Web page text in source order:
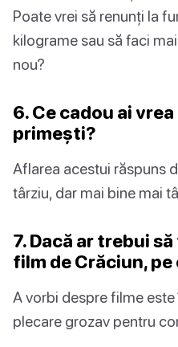
Poate vrei să renunți la
kilograme sau să faci
nou?
6. Ce cadou ai
primești?
Aflarea acestui răspuns
târziu, dar mai bine mai
7. Dacă ar trebui
film de Crăciun, pe
A vorbi despre filme
plecare grozav pentru